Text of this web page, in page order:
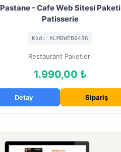
Pastane - Cafe Web Sitesi Paketi
Patisserie
Kod: ALMDWEB0436
Restaurant Paketleri
1.990,00 ₺
Detay Sipariş